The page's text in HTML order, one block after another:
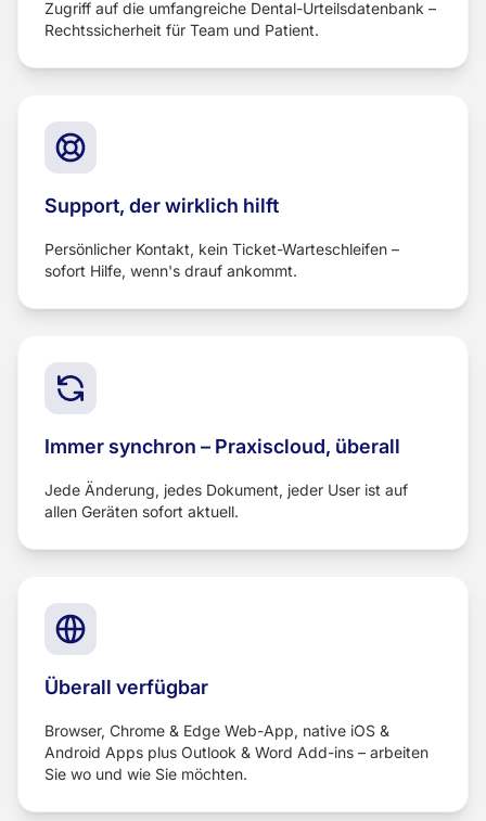
Zugriff auf die umfangreiche Dental-Urteilsdatenbank –
Rechtssicherheit für Team und Patient.
Support, der wirklich hilft
Persönlicher Kontakt, kein Ticket-Warteschleifen –
sofort Hilfe, wenn's drauf ankommt.
Immer synchron – Praxiscloud, überall
Jede Änderung, jedes Dokument, jeder User ist auf
allen Geräten sofort aktuell.
Überall verfügbar
Browser, Chrome & Edge Web-App, native iOS &
Android Apps plus Outlook & Word Add-ins – arbeiten
Sie wo und wie Sie möchten.